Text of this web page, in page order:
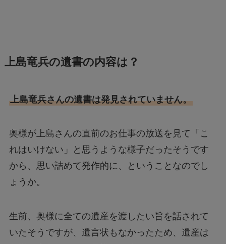
上島竜兵の遺書の内容は？
上島竜兵さんの遺書は発見されていません。
奥様が上島さんの直前のお仕事の放送を見て「こ
れはいけない」と思うような様子だったそうです
から、思い詰めて発作的に、ということなのでし
ょうか。
生前、奥様に全ての遺産を渡したい旨を話されて
いたそうですが、遺言状もなかったため、遺産は